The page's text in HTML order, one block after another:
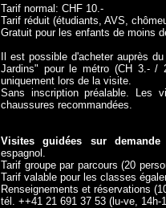
Tarif normal: CHF 10.-
Tarif réduit (étudiants, AVS,
Gratuit pour les enfants de moins
Il est possible d'acheter auprès
Jardins" pour le métro (CH 3.- /
uniquement lors de la visite.
Sans inscription préalable. Les
chaussures recommandées.
Visites guidées sur demande
espagnol.
Tarif groupe par parcours (20
Tarif valable pour les classes
Renseignements et réservations
tél. ++41 21 691 37 53 (lu-ve, 14h-